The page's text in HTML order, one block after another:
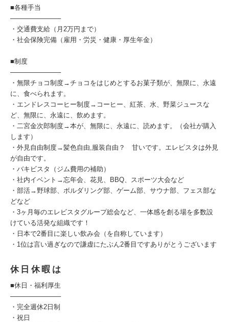
■各種手当
───────────
・交通費支給（月2万円まで）
・社会保険完備（雇用・労災・健康・厚生年金）
■制度
───────────
・無限チョコ制度→チョコをはじめとするお菓子類が、無限に、永遠
に、食べられます。
・エンドレスコーヒー制度→コーヒー、紅茶、水、野菜ジュースな
ど、無限に、永遠に、飲めます。
・二宮金次郎制度→本が、無限に、永遠に、読めます。（会社が購入
します）
・外見自由制度→髪色自由,服装自由？ 甘いです。エレビスタは外見
が自由です。
・バキビスタ（ジム費用の補助）
・社内イベント→忘年会、花見、BBQ、スポーツ大会など
・部活→野球部、ボルダリング部、ゲーム部、サウナ部、フェス部な
どなど
・3ヶ月毎のエレビスタグループ総会など、一体感を創る場を多数設
けている活発な組織です！
・日本で2番目に楽しい飲み会（を自称しています）
・1位は言い過ぎなので謙虚にたぶん2番目ですありがとうございます
休日休暇は
■休日・福利厚生
───────────
・完全週休2日制
・祝日